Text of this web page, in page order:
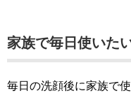
家族で毎日使いた
毎日の洗顔後に家族で